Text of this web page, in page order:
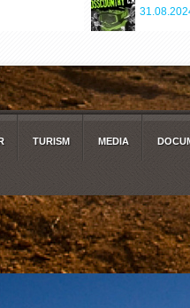
TURISM MEDIA